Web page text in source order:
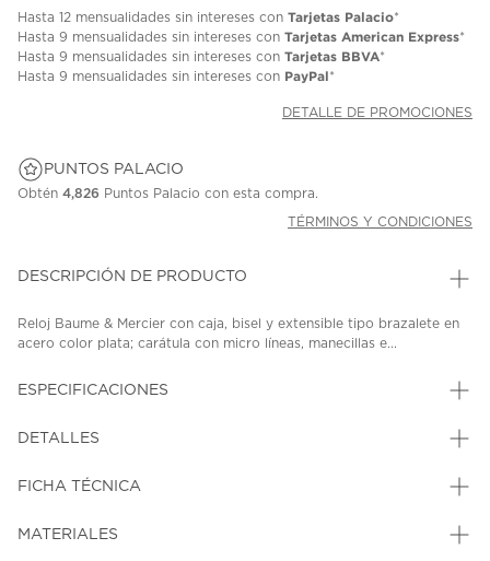
Hasta 12 mensualidades sin intereses con Tarjetas Palacio*
Hasta 9 mensualidades sin intereses con Tarjetas American Express*
Hasta 9 mensualidades sin intereses con Tarjetas BBVA*
Hasta 9 mensualidades sin intereses con PayPal*
DETALLE DE PROMOCIONES
PUNTOS PALACIO
Obtén 4,826 Puntos Palacio con esta compra.
TÉRMINOS Y CONDICIONES
DESCRIPCIÓN DE PRODUCTO
Reloj Baume & Mercier con caja, bisel y extensible tipo brazalete en
acero color plata; carátula con micro líneas, manecillas e...
ESPECIFICACIONES
DETALLES
FICHA TÉCNICA
MATERIALES